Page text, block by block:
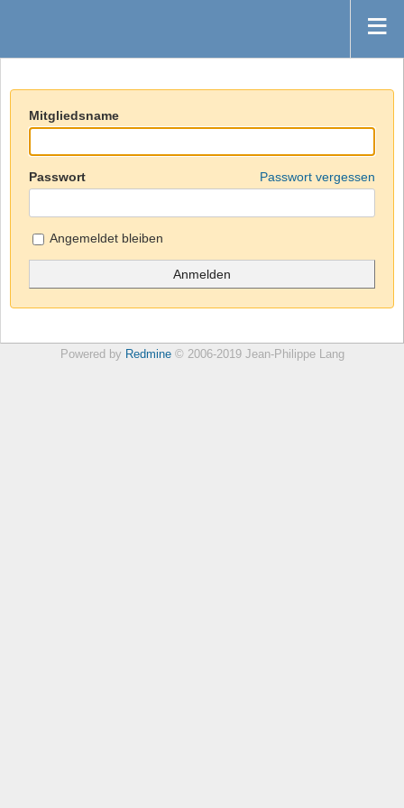
Mitgliedsname
Passwort Passwort vergessen
Angemeldet bleiben
Powered by Redmine© 2006-2019 Jean-Philippe Lang